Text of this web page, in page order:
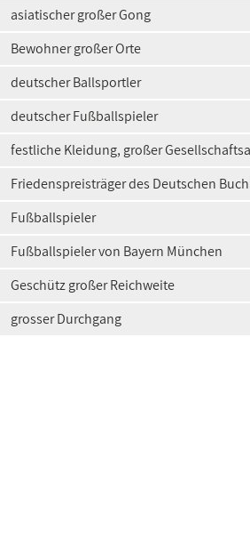
asiatischer großer Gong
Bewohner großer Orte
deutscher Ballsportler
deutscher Fußballspieler
festliche Kleidung, großer
Friedenspreisträger des Deutschen
Fußballspieler
Fußballspieler von Bayern München
Geschütz großer Reichweite
grosser Durchgang